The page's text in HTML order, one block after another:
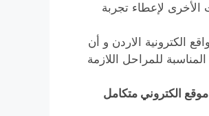
الأخرى لإعطاء تجربة
الكترونية الاردن و أن
للمراحل اللازمة
الكتروني متكامل